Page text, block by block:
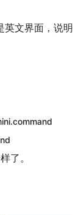
英文界面，说
了。